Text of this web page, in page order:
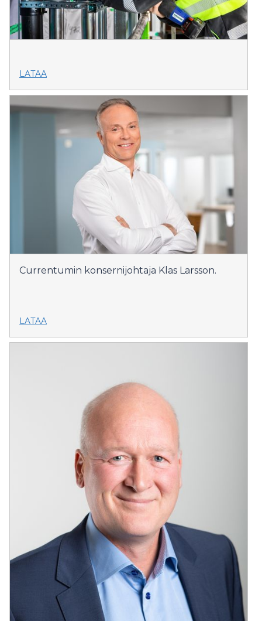
LATAA
Currentumin konsernijohtaja Klas Larsson.
LATAA